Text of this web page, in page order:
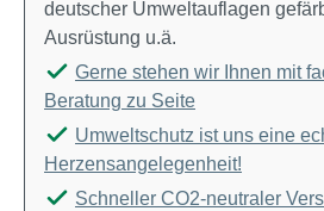
deutscher Umweltauflagen
Ausrüstung u.ä.
Gerne stehen wir Ihnen mit
Beratung zu Seite
Umweltschutz ist uns eine
Herzensangelegenheit!
Schneller CO2-neutraler